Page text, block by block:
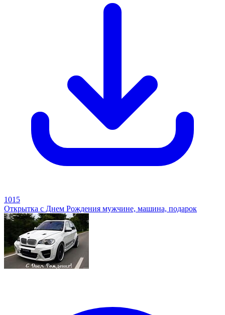
1015
Открытка с Днем Рождения мужчине, машина, подарок